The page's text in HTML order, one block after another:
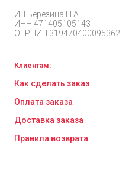
ИП Березина Н.А.
ИНН 471405105143
ОГРНИП 319470400095362
Клиентам:
Как сделать заказ
Оплата заказа
Доставка заказа
Правила возврата